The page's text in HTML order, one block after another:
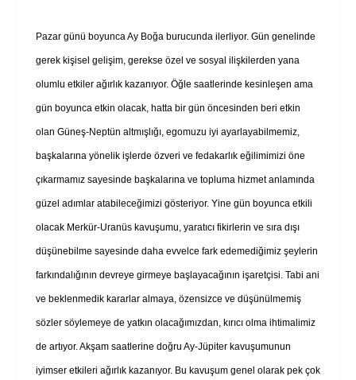
Pazar günü boyunca Ay Boğa burucunda ilerliyor. Gün genelinde
gerek kişisel gelişim, gerekse özel ve sosyal ilişkilerden yana
olumlu etkiler ağırlık kazanıyor. Öğle saatlerinde kesinleşen ama
gün boyunca etkin olacak, hatta bir gün öncesinden beri etkin
olan Güneş-Neptün altmışlığı, egomuzu iyi ayarlayabilmemiz,
başkalarına yönelik işlerde özveri ve fedakarlık eğilimimizi öne
çıkarmamız sayesinde başkalarına ve topluma hizmet anlamında
güzel adımlar atabileceğimizi gösteriyor. Yine gün boyunca etkili
olacak Merkür-Uranüs kavuşumu, yaratıcı fikirlerin ve sıra dışı
düşünebilme sayesinde daha evvelce fark edemediğimiz şeylerin
farkındalığının devreye girmeye başlayacağının işaretçisi. Tabi ani
ve beklenmedik kararlar almaya, özensizce ve düşünülmemiş
sözler söylemeye de yatkın olacağımızdan, kırıcı olma ihtimalimiz
de artıyor. Akşam saatlerine doğru Ay-Jüpiter kavuşumunun
iyimser etkileri ağırlık kazanıyor. Bu kavuşum genel olarak pek çok